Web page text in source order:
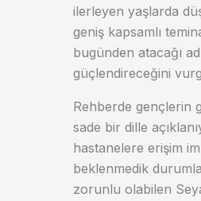
ilerleyen yaşlarda
geniş kapsamlı
bugünden atacağı
güçlendireceğini
Rehberde gençlerin
sade bir dille
hastanelere erişim
beklenmedik
zorunlu olabilen